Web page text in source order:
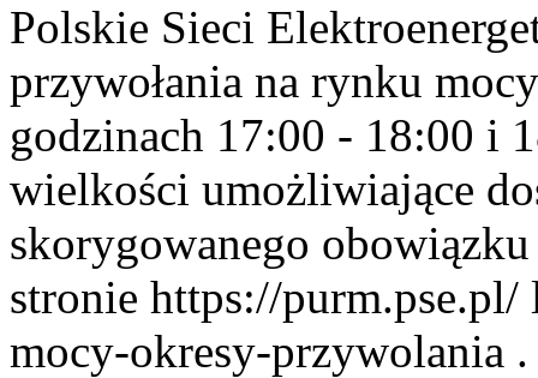
Polskie Sieci
przywołania na rynku
godzinach 17:00 - 18:00 i
wielkości umożliwiające
skorygowanego
stronie https://
mocy-okresy-przywolania